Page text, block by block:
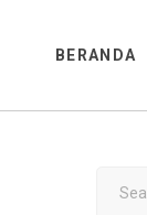
BERANDA